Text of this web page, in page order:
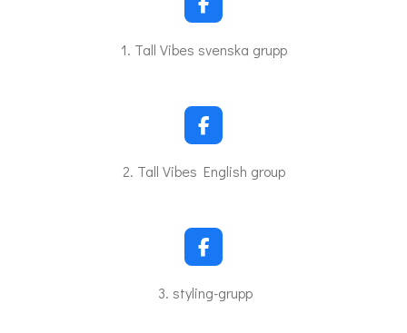
F
a
c
o
k
1. Tall Vibes svenska grupp
F
a
c
o
k
2. Tall Vibes English group
F
a
c
e
3. styling-grupp